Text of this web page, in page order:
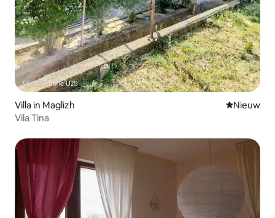
Villa in Maglizh Nieuwe
Nieuw
Vila Tina